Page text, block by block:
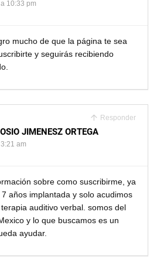
10:33 pm
mucho de que la página te sea
y seguirás recibiendo
Responder
JIMENESZ ORTEGA
am
sobre como suscribirme, ya
años implantada y solo acudimos
auditivo verbal. somos del
y lo que buscamos es un
ayudar.